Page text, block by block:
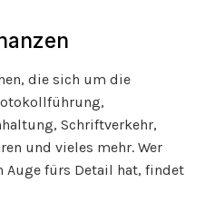
die sich um die
Schriftverkehr,
und vieles mehr. Wer
fürs Detail hat, findet